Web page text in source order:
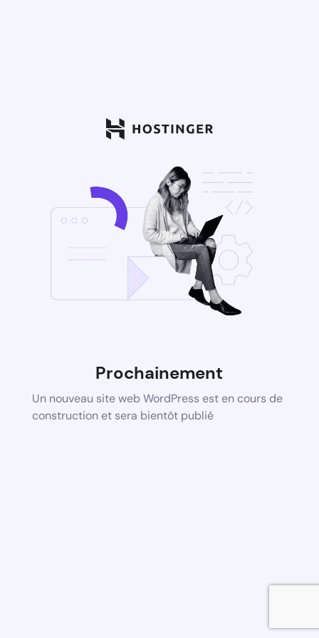
Prochainement
Un nouveau site web WordPress est en cours de
construction et sera bientôt publié